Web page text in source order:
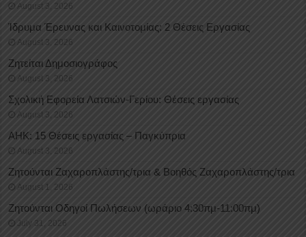
August 3, 2026
Ίδρυμα Έρευνας και Καινοτομίας: 2 Θέσεις Εργασίας
August 3, 2026
Ζητείται Δημοσιογράφος
August 3, 2026
Σχολική Εφορεία Λατσιών-Γερίου: Θέσεις εργασίας
August 3, 2026
ΑΗΚ: 15 Θέσεις εργασίας – Παγκύπρια
August 3, 2026
Ζητούνται Ζαχαροπλάστης/τρια & Βοηθός Ζαχαροπλάστης/τρια
August 1, 2026
Ζητούνται Οδηγοί Πωλήσεων (ωράριο 4:30πμ-11:00πμ)
July 31, 2026